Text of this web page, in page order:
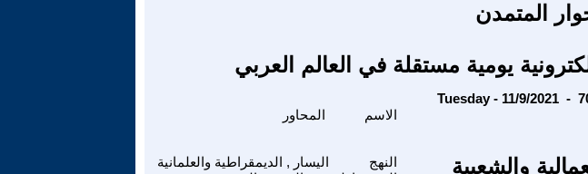
المتمدن
يومية مستقلة في العالم العربي
الاسم
اليسار , الديمقراطية والعلمانية
النهج
والشعبية